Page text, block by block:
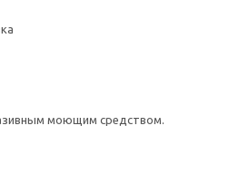
моющим средством.